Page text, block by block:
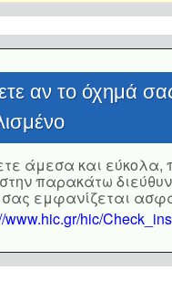
αν το όχημά
άμεσα και εύκολα,
παρακάτω
εμφανίζεται
www.hic.gr/hic/